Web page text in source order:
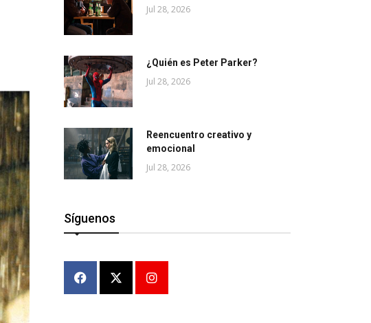
Jul 28, 2026
¿Quién es Peter Parker?
Jul 28, 2026
Reencuentro creativo y
emocional
Jul 28, 2026
Síguenos